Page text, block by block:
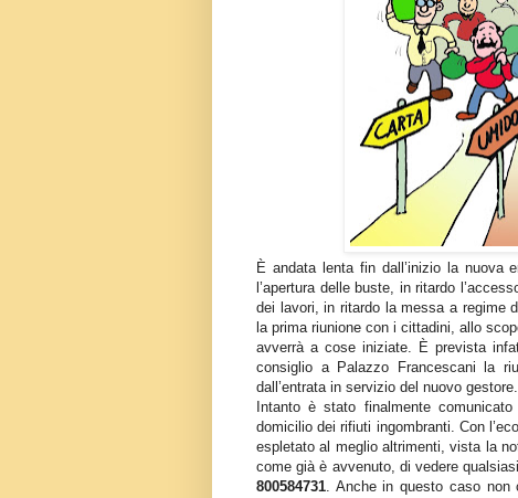
È andata lenta fin dall’inizio la nuova
l’apertura delle buste, in ritardo
dei lavori, in ritardo la messa a regime
la prima riunione con i cittadini, allo
avverrà a cose iniziate. È prevista
consiglio a Palazzo Francescani la
dall’entrata in servizio del nuovo
Intanto è stato finalmente
domicilio dei rifiuti ingombranti. Con
espletato al meglio altrimenti, vista la
come già è avvenuto, di vedere
800584731 . Anche in questo caso